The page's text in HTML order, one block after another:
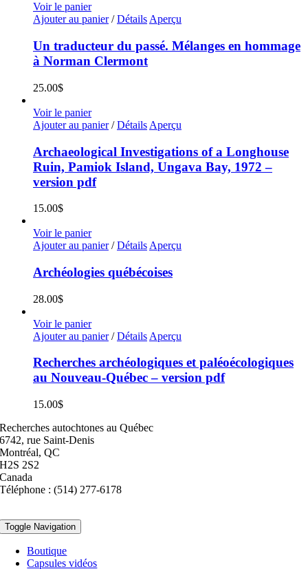
Voir le panier
Ajouter au panier / Détails Aperçu
Un traducteur du passé. Mélanges en hommage
à Norman Clermont
25.00$
Voir le panier
Ajouter au panier / Détails Aperçu
Archaeological Investigations of a Longhouse
Ruin, Pamiok Island, Ungava Bay, 1972 –
version pdf
15.00$
Voir le panier
Ajouter au panier / Détails Aperçu
Archéologies québécoises
28.00$
Voir le panier
Ajouter au panier / Détails Aperçu
Recherches archéologiques et paléoécologiques
au Nouveau-Québec – version pdf
15.00$
Recherches autochtones au Québec
6742, rue Saint-Denis
Montréal, QC
H2S 2S2
Canada
Téléphone : (514) 277-6178
Toggle Navigation
Boutique
Capsules vidéos